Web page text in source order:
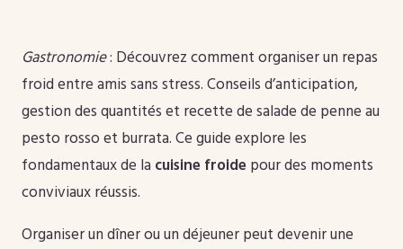
Gastronomie: Découvrez comment organiser un repas
froid entre amis sans stress. Conseils d’anticipation,
gestion des quantités et recette de salade de penne au
pesto rosso et burrata. Ce guide explore les
fondamentaux de la cuisine froidepour des moments
conviviaux réussis.
Organiser un dîner ou un déjeuner peut devenir une